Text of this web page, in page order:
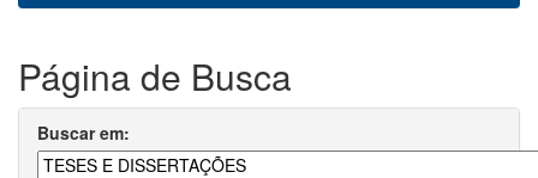
Página de Busca
Buscar em: